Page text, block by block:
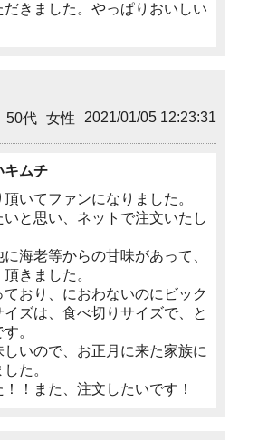
だきました。やっぱりおいしい
50代 女性 2021/01/05 12:23:31
キムチ
いてファンになりました。
と思い、ネットで注文いたし
海老等からの甘味があって、
きました。
おり、におわないのにビック
イズは、食べ切りサイズで、と
。
いので、お正月に来た家族に
た。
！また、注文したいです！